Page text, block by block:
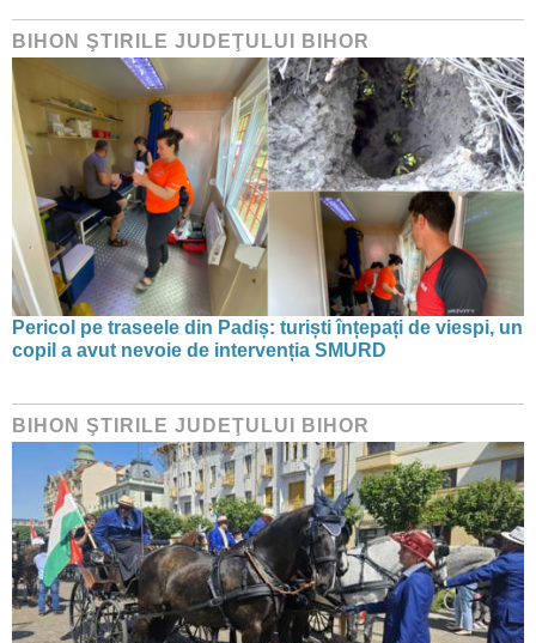
BIHON ŞTIRILE JUDEŢULUI BIHOR
Pericol pe traseele din Padiș: turiști înțepați de viespi, un
copil a avut nevoie de intervenția SMURD
BIHON ŞTIRILE JUDEŢULUI BIHOR